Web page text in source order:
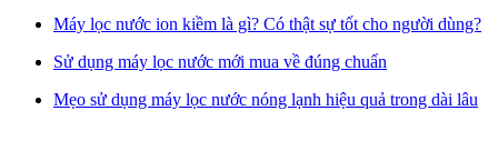
Máy lọc nước ion kiềm là gì? Có thật sự tốt cho người dùng?
Sử dụng máy lọc nước mới mua về đúng chuẩn
Mẹo sử dụng máy lọc nước nóng lạnh hiệu quả trong dài lâu